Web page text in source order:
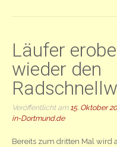
Läufer
wieder den
Veröffentlicht am 15. Oktober
in-Dortmund.de
Bereits zum dritten Mal wird